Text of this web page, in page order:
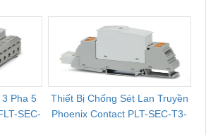
Pha 5
SEC-
Thiết Bị Chống Sét Lan Truyền
Phoenix Contact PLT-SEC-T3-